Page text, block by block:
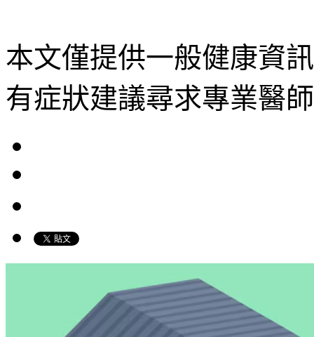
本文僅提供一般健康資
有症狀建議尋求專業醫